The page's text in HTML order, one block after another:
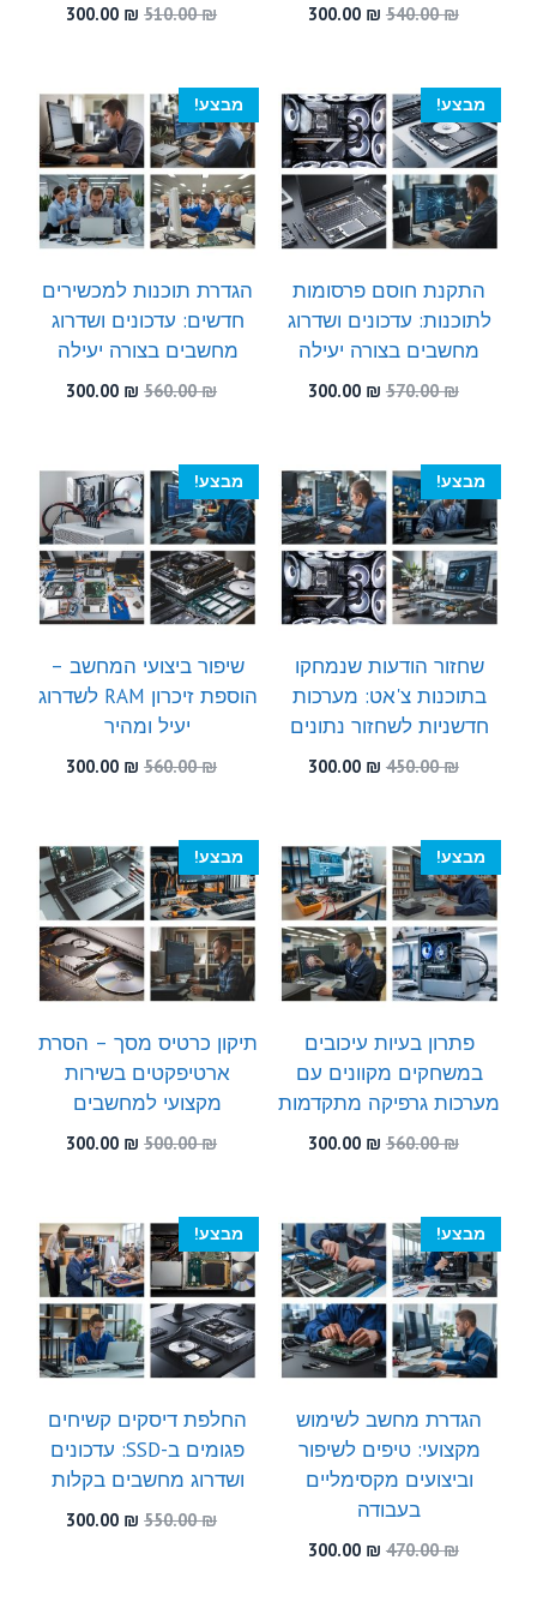
540.00₪
המחיר
540.00 ₪.
300.00 ₪
300.00 ₪.
510.00₪
המחיר
510.00 ₪.
300.00 ₪
המחיר
300.00 ₪.
מבצע!
התקנת חוסם פרסומות
לתוכנות: עדכונים ושדרוג
מחשבים בצורה יעילה
570.00₪
המחיר
570.00 ₪.
300.00 ₪
300.00 ₪.
מבצע!
הגדרת תוכנות למכשירים
חדשים: עדכונים ושדרוג
מחשבים בצורה יעילה
560.00₪
המחיר
560.00 ₪.
300.00 ₪
המחיר
300.00 ₪.
מבצע!
שחזור הודעות שנמחקו
בתוכנות צ'אט: מערכות
חדשניות לשחזור נתונים
450.00₪
המחיר
450.00 ₪.
300.00 ₪
300.00 ₪.
מבצע!
שיפור ביצועי המחשב –
הוספת זיכרון RAM לשדרוג
יעיל ומהיר
560.00₪
המחיר
560.00 ₪.
300.00 ₪
המחיר
300.00 ₪.
מבצע!
פתרון בעיות עיכובים
במשחקים מקוונים עם
מערכות גרפיקה מתקדמות
560.00₪
המחיר
560.00 ₪.
300.00 ₪
300.00 ₪.
מבצע!
תיקון כרטיס מסך – הסרת
ארטיפקטים בשירות
מקצועי למחשבים
500.00₪
המחיר
500.00 ₪.
300.00 ₪
המחיר
300.00 ₪.
מבצע!
הגדרת מחשב לשימוש
מקצועי: טיפים לשיפור
וביצועים מקסימליים
בעבודה
470.00₪
המחיר
300.00 ₪
מבצע!
החלפת דיסקים קשיחים
פגומים ב-SSD: עדכונים
ושדרוג מחשבים בקלות
550.00₪
המחיר
300.00 ₪
המחיר